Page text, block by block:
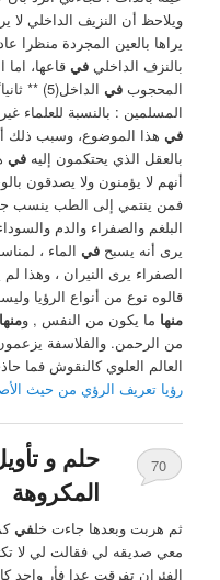
ويلاحظ أن النزيف الداخلي
يراها بالعين المجردة منظرا
بالنزف الداخليفي قاعها،
المحجوبفي
المسلمين : بالنسبة للعلماء
في هذا الموضوع، وسبب ذلك
بالعقل الذي يحتكمون إليهفي
أنهم لا يؤمنون ولا يصدقون
فمن ينتمي إلى الطب ينسب
البلغم والصفراء والدم
يرى أنه يسبحفي الماء ،
الصفراء يرى النيران ، وهذا
قالوه نوع من أنواع الرؤيا
منها ما يكون من النفس , ومنها
من الرحمن. ‏والفلاسفة
العالم العلوي كالنقوش فما
رؤيا تعريف الرؤي من حيث
حلم و
المكروهة
70
ثم هربت وبعدها جاءت خلفي
معي صديقه لي فقالت لي لا
الفئران تفرقت عدا فأر واحد